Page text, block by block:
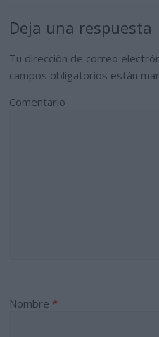
Deja una respuesta
Tu dirección de correo
campos obligatorios están
Comentario
Nombre *